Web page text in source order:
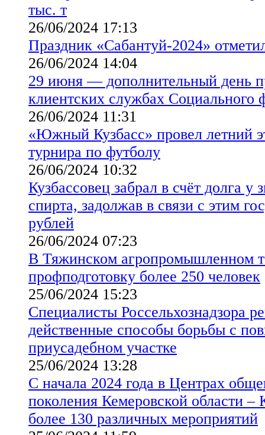
тыс. т
26/06/2024 17:13
Праздник «Сабантуй-2024»
26/06/2024 14:04
29 июня — дополнительный день
клиентских службах Социального
26/06/2024 11:31
«Южный Кузбасс» провел летний
турнира по футболу
26/06/2024 10:32
Кузбассовец забрал в счёт долга у
спирта, задолжав в связи с этим
рублей
26/06/2024 07:23
В Тяжинском агропромышленном
профподготовку более 250 человек
25/06/2024 15:23
Специалисты Россельхознадзора
действенные способы борьбы с
приусадебном участке
25/06/2024 13:28
С начала 2024 года в Центрах
поколения Кемеровской области –
более 130 различных мероприятий